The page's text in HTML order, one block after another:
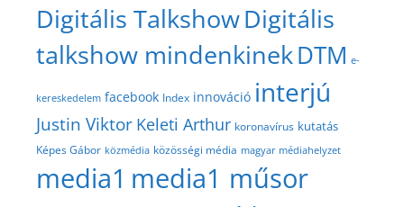
Digitális TalkshowDigitális
talkshow mindenkinekDTM e-
kereskedelem facebook Index innováció interjú
Justin Viktor Keleti Arthur koronavírus kutatás
Képes Gábor közmédia közösségi média magyar médiahelyzet
media1 media1 műsor